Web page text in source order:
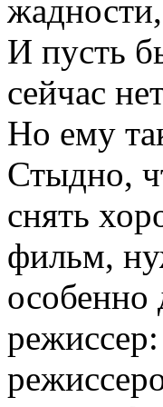
И пусть
сейчас
Но ему
Стыдно,
снять
фильм,
особенно